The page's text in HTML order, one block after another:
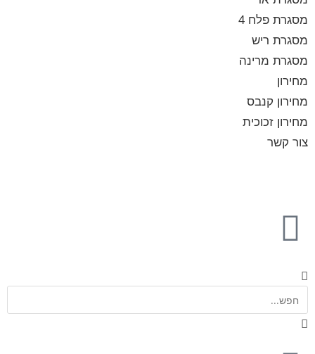
מסגרת פלח 4
מסגרת ריש
מסגרת מרינה
מחירון
מחירון קנבס
מחירון זכוכית
צור קשר